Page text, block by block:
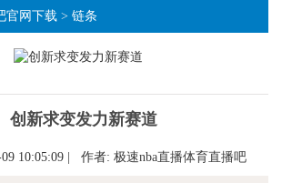
官网下载 > 链条
创新求变发力新赛道
09 10:05:09 | 作者: 极速nba直播体育直播吧